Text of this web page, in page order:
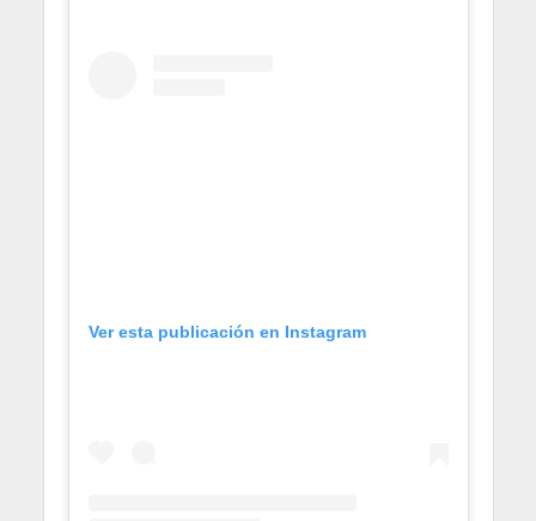
Ver esta publicación en Instagram